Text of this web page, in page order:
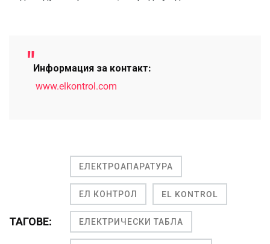
Информация за контакт:
www.elkontrol.com
ТАГОВЕ:
ЕЛЕКТРОАПАРАТУРА
ЕЛ КОНТРОЛ EL KONTROL
ЕЛЕКТРИЧЕСКИ ТАБЛА